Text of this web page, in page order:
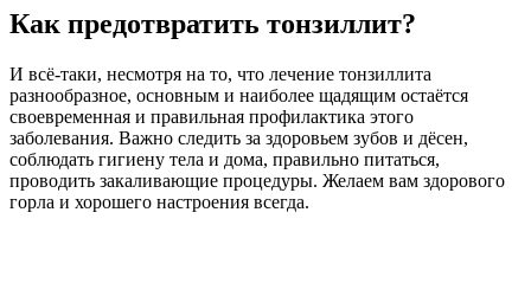
Как предотвратить тонзиллит?
И всё-таки, несмотря на то, что лечение тонзиллита
разнообразное, основным и наиболее щадящим остаётся
своевременная и правильная профилактика этого
заболевания. Важно следить за здоровьем зубов и дёсен,
соблюдать гигиену тела и дома, правильно питаться,
проводить закаливающие процедуры. Желаем вам здорового
горла и хорошего настроения всегда.